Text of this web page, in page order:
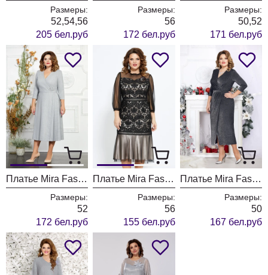
Размеры:
52,54,56
205 бел.руб
Размеры:
56
172 бел.руб
Размеры:
50,52
171 бел.руб
Платье Mira Fashion 4849
Размеры:
52
172 бел.руб
Платье Mira Fashion 4767
Размеры:
56
155 бел.руб
Платье Mira Fashion 4745-4 темно-серый
Размеры:
50
167 бел.руб